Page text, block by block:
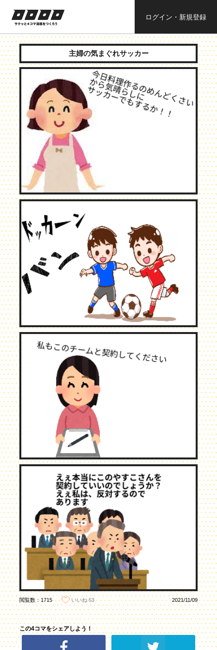
サクッと４コ
ママンガを作
ろう
ログイン・新規登録
主婦の気まぐれサッカー
閲覧数：1715 いいね 53 2021/11/09
この4コマをシェアしよう！